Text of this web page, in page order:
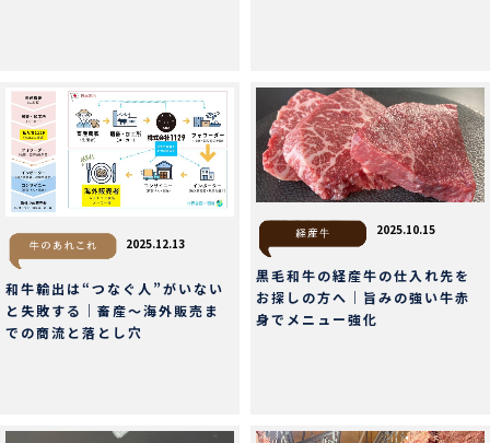
2025.12.13
和牛輸出は“つなぐ人”がいない
と失敗する｜畜産〜海外販売ま
での商流と落とし穴
2025.10.15
黒毛和牛の経産牛の仕入れ先を
お探しの方へ｜旨みの強い牛赤
身でメニュー強化